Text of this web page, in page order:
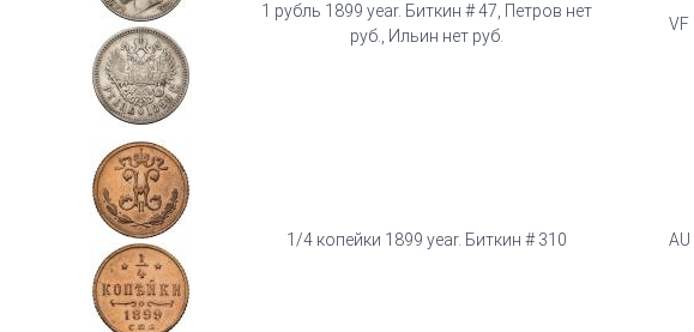
1 рубль 1899 year. Биткин # 47, Петров нет
руб., Ильин нет руб.
VF
1/4 копейки 1899 year. Биткин # 310 AU